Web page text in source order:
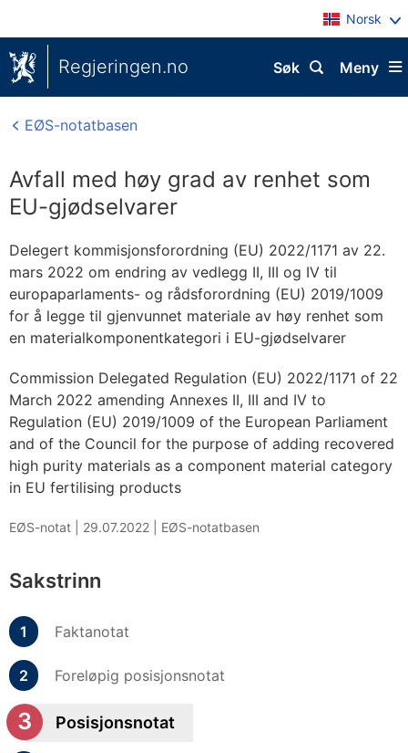
Norsk
Regjeringen.no Meny
Søk
EØS-notatbasen
Avfall med høy grad av renhet som
EU-gjødselvarer
Delegert kommisjonsforordning (EU) 2022/1171 av 22.
mars 2022 om endring av vedlegg II, III og IV til
europaparlaments- og rådsforordning (EU) 2019/1009
for å legge til gjenvunnet materiale av høy renhet som
en materialkomponentkategori i EU-gjødselvarer
Commission Delegated Regulation (EU) 2022/1171 of 22
March 2022 amending Annexes II, III and IV to
Regulation (EU) 2019/1009 of the European Parliament
and of the Council for the purpose of adding recovered
high purity materials as a component material category
in EU fertilising products
EØS-notat | 29.07.2022 EØS-notatbasen
Sakstrinn
Faktanotat
Foreløpig posisjonsnotat
Posisjonsnotat